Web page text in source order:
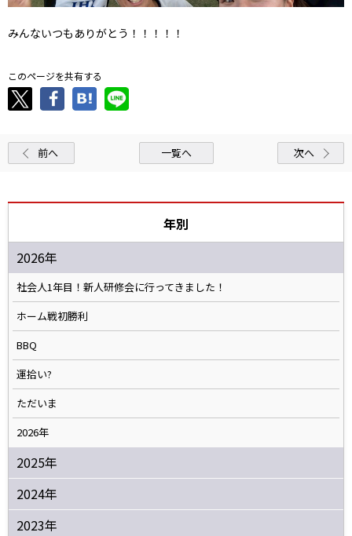
みんないつもありがとう！！！！！
このページを共有する
前へ 一覧へ 次へ
年別
2026年
社会人1年目！新人研修会に行ってきました！
ホーム戦初勝利
BBQ
運拾い?
ただいま
2026年
2025年
2024年
2023年